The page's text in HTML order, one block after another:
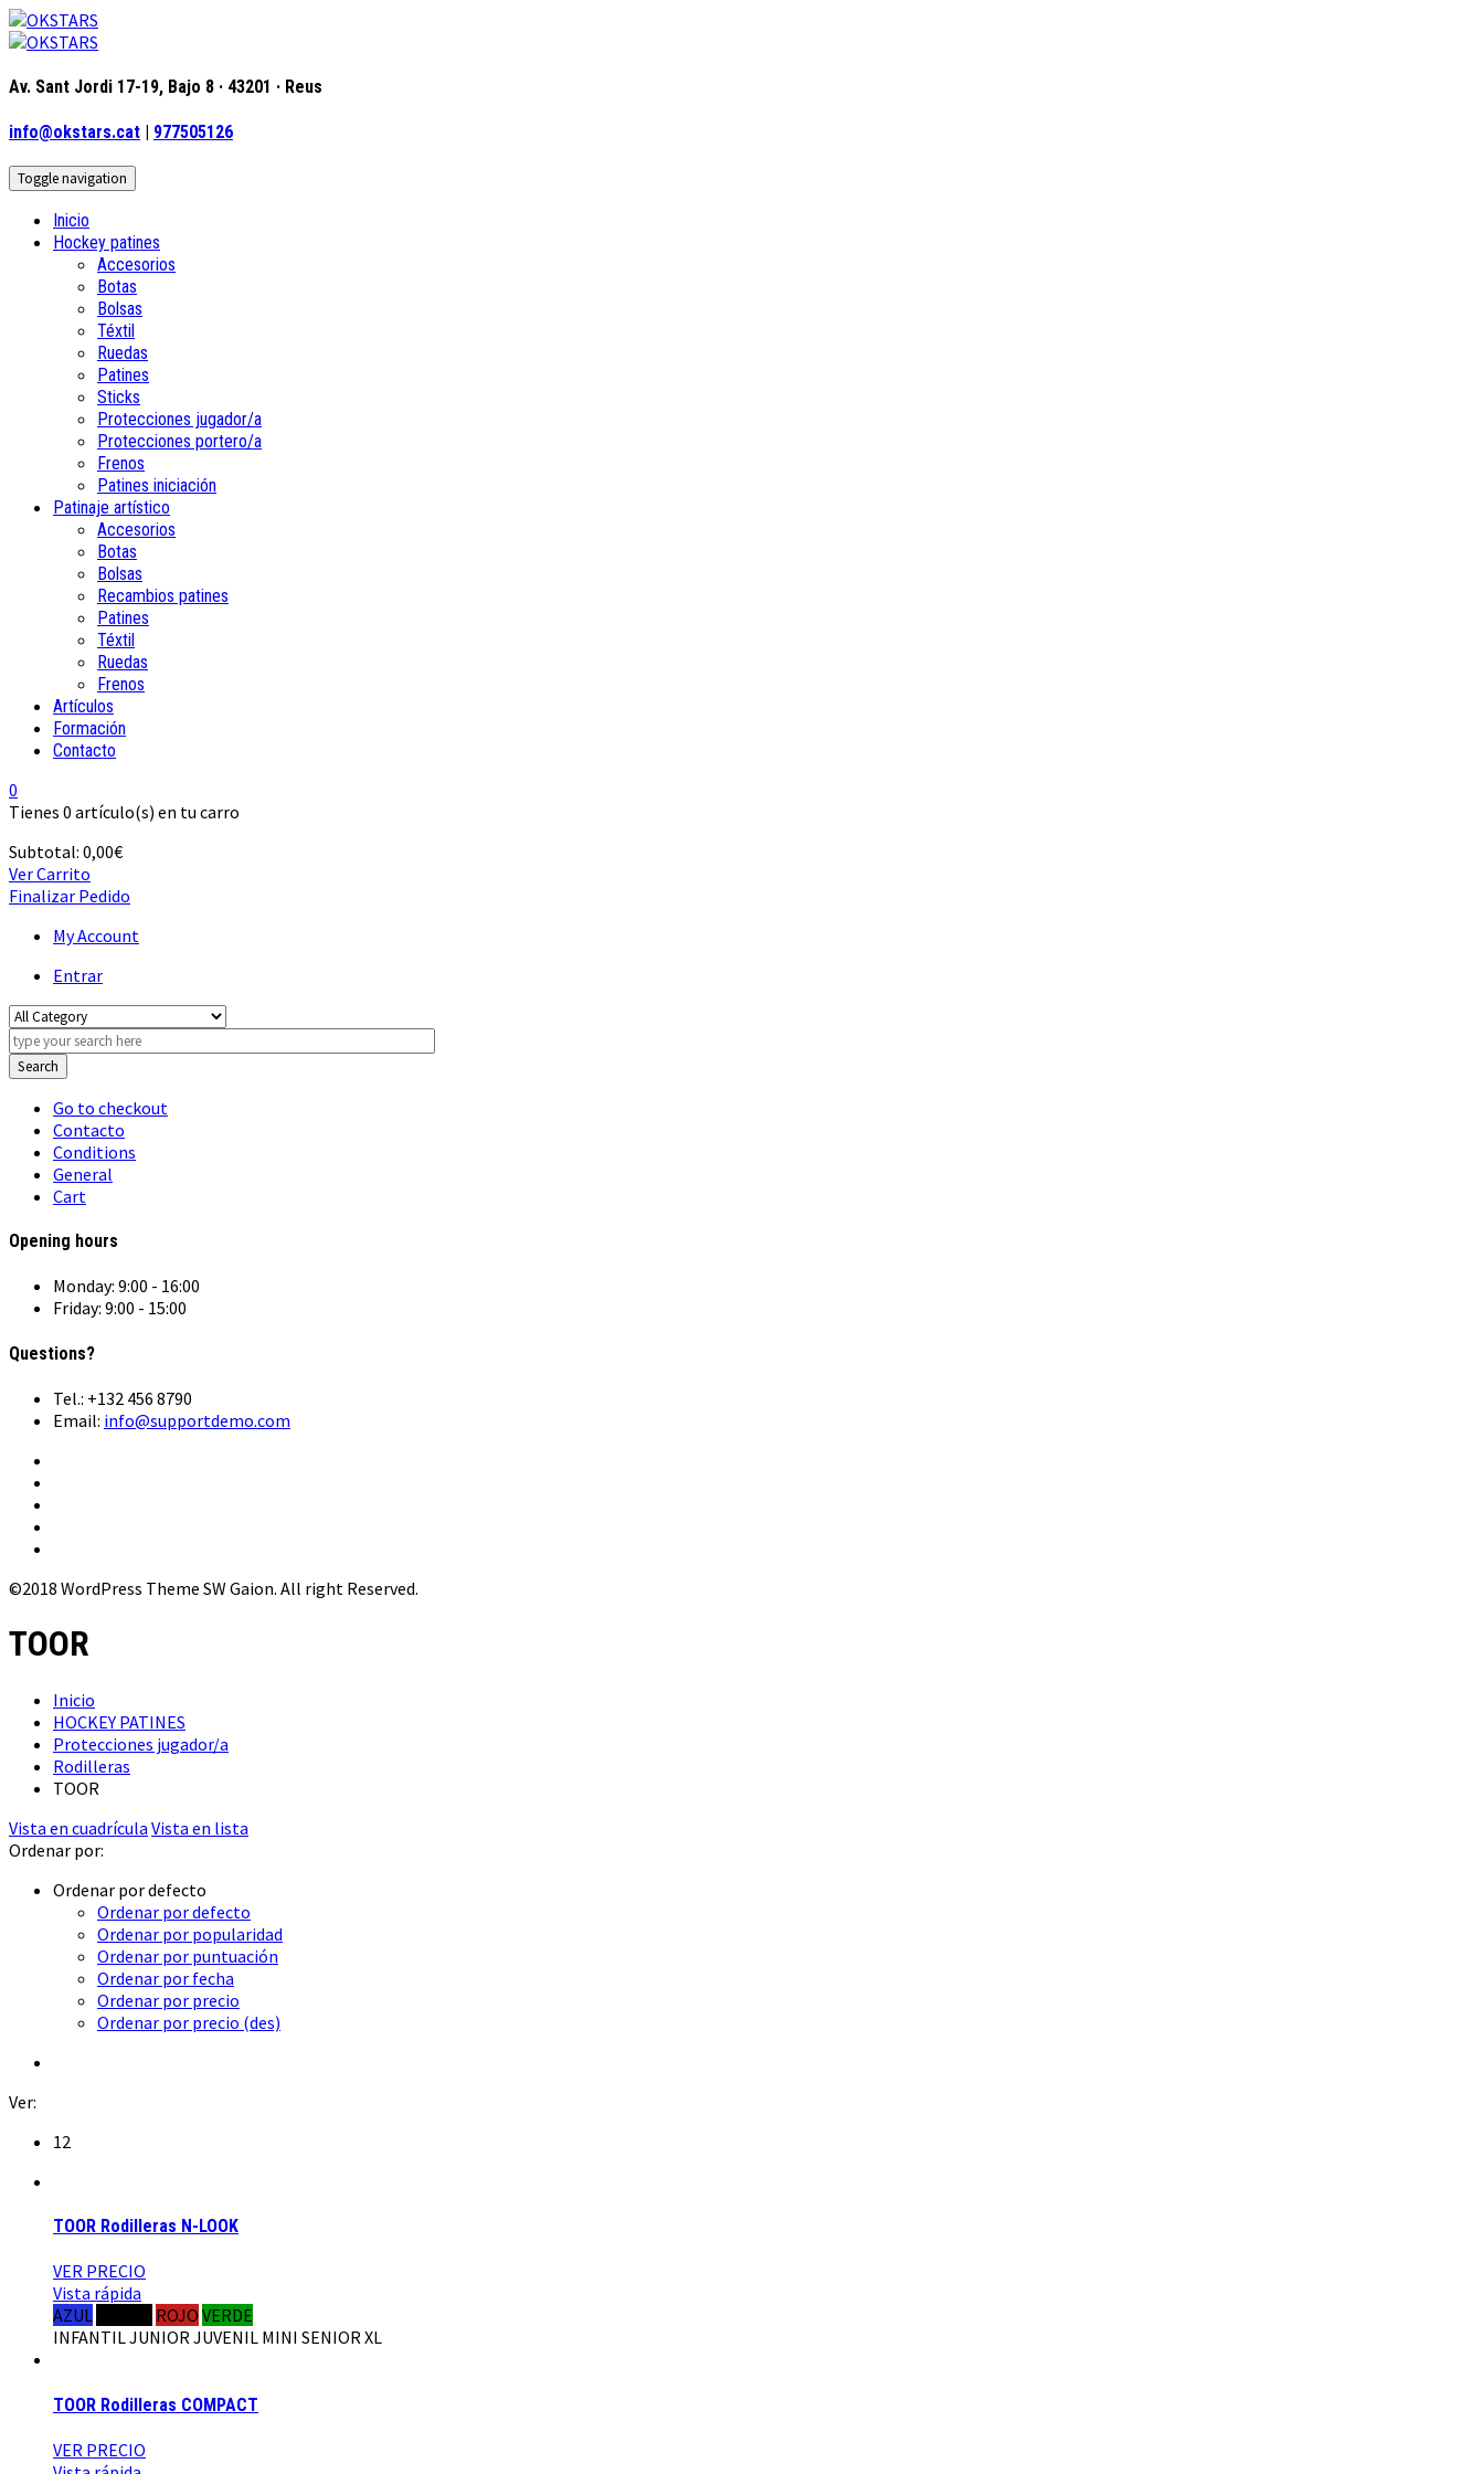
Av. Sant Jordi 17-19, Bajo 8 · 43201 · Reus
info@okstars.cat | 977505126
Toggle navigation
Inicio
Hockey patines
Accesorios
Botas
Bolsas
Téxtil
Ruedas
Patines
Sticks
Protecciones jugador/a
Protecciones portero/a
Frenos
Patines iniciación
Patinaje artístico
Accesorios
Botas
Bolsas
Recambios patines
Patines
Téxtil
Ruedas
Frenos
Artículos
Formación
Contacto
0
Tienes 0 artículo(s) en tu carro
Subtotal: 0,00€
Ver Carrito
Finalizar Pedido
My Account
Entrar
Search
Go to checkout
Contacto
Conditions
General
Cart
Opening hours
Monday: 9:00 - 16:00
Friday: 9:00 - 15:00
Questions?
Tel.: +132 456 8790
Email: info@supportdemo.com
©2018 WordPress Theme SW Gaion. All right Reserved.
TOOR
Inicio
HOCKEY PATINES
Protecciones jugador/a
Rodilleras
TOOR
Vista en cuadrícula Vista en lista
Ordenar por:
Ordenar por defecto
Ordenar por defecto
Ordenar por popularidad
Ordenar por puntuación
Ordenar por fecha
Ordenar por precio
Ordenar por precio (des)
Ver:
12
TOOR Rodilleras N-LOOK
VER PRECIO
Vista rápida
AZUL
ROJO VERDE
INFANTILJUNIORJUVENIL MINI SENIORXL
TOOR Rodilleras COMPACT
VER PRECIO